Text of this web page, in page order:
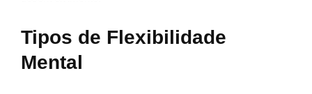
Tipos de Flexibilidade
Mental